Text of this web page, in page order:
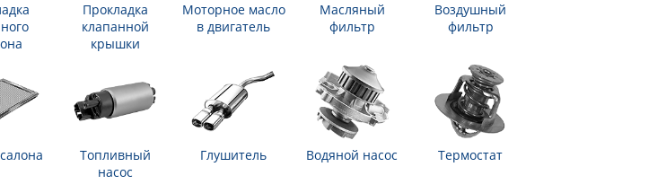
Прокладка
клапанной
крышки
Моторное масло
в двигатель
Масляный
фильтр
Воздушный
фильтр
Топливный
насос
Глушитель Водяной насос Термостат